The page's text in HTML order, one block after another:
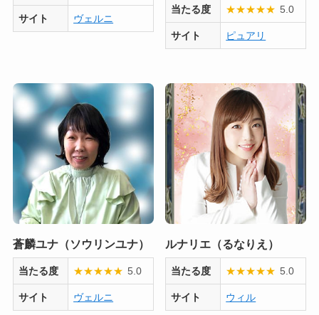
サイト ヴェルニ
当たる度 ★★★★★ 5.0
サイト ピュアリ
蒼麟ユナ（ソウリンユナ）
当たる度 ★★★★★ 5.0
サイト ヴェルニ
ルナリエ（るなりえ）
当たる度 ★★★★★ 5.0
サイト ウィル